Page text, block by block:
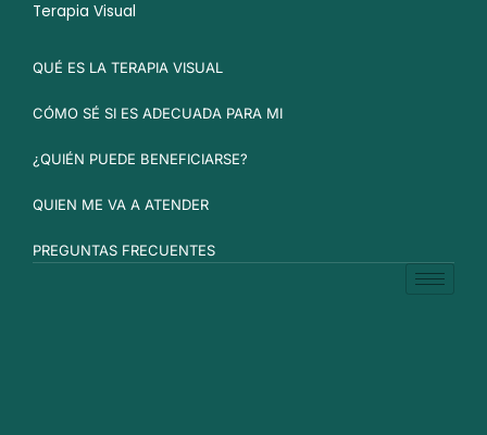
Terapia Visual
QUÉ ES LA TERAPIA VISUAL
CÓMO SÉ SI ES ADECUADA PARA MI
¿QUIÉN PUEDE BENEFICIARSE?
QUIEN ME VA A ATENDER
PREGUNTAS FRECUENTES